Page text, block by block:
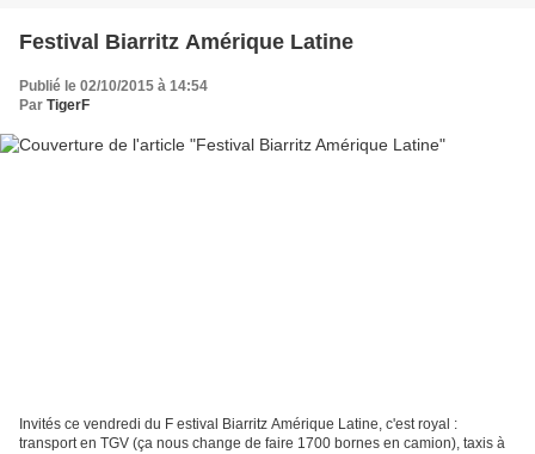
Festival Biarritz Amérique Latine
Publié le 02/10/2015 à 14:54
Par TigerF
Invités ce vendredi du F estival Biarritz Amérique Latine, c'est royal :
transport en TGV (ça nous change de faire 1700 bornes en camion), taxis à